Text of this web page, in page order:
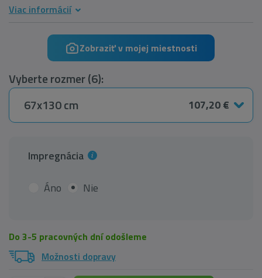
Viac informácií
Zobraziť v mojej miestnosti
Vyberte rozmer (6):
67x130 cm
107,20 €
Impregnácia
Áno Nie
Do 3-5 pracovných dní odošleme
Možnosti dopravy